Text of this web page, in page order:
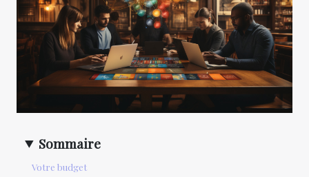
Sommaire
Votre budget